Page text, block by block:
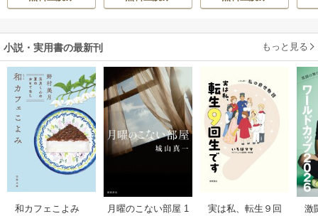
小説・実用書の最新刊 もっと見る
和カフェこよみ
月曜のこない部屋 1
実は私、転生９回
激